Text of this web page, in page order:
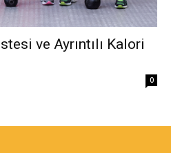
ve Ayrıntılı Kalori
0